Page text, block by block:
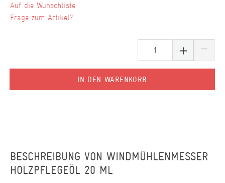
IN DEN WARENKORB
Wunschliste
Frage zum Artikel?
BESCHREIBUNG VON WINDMÜHLENMESSER
HOLZPFLEGEÖL 20 ML